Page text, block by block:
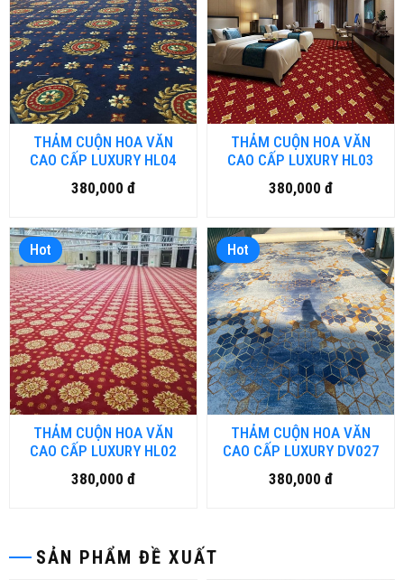
SẢN PHẨM ĐỀ XUẤT
THẢM CUỘN HOA VĂN
CAO CẤP LUXURY HL04
380,000 đ
THẢM CUỘN HOA VĂN
CAO CẤP LUXURY HL03
380,000 đ
Hot
THẢM CUỘN HOA VĂN
CAO CẤP LUXURY HL02
380,000 đ
Hot
THẢM CUỘN HOA VĂN
CAO CẤP LUXURY DV027
380,000 đ